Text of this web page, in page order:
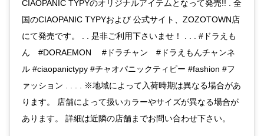
CIAOPANIC TYPYのオリジナルアイテムとなって発売!! . 全
国のCIAOPANIC TYPYおよび 公式サイト、ZOZOTOWN店
にて発売です。 . . 是非ご利用下さいませ！ . . . #ドラえも
ん #DORAEMON #ドラチャン #ドラえもんチャンネ
ル #ciaopanictypy #チャオパニックティピー #fashion #フ
ァッション . . . . ※地域によって入荷時期は異なる場合があ
ります。 店舗によって扱いカラーやサイズが異なる場合が
あります。 詳細は近隣の店舗までお問い合わせ下さい。